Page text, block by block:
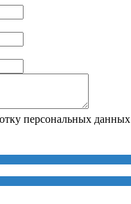
персональных данных